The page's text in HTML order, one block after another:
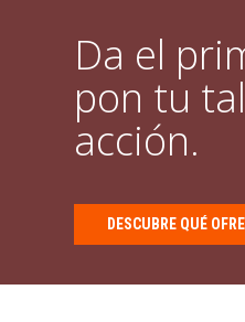
Da el
pon tu
acción.
DESCUBRE QUÉ